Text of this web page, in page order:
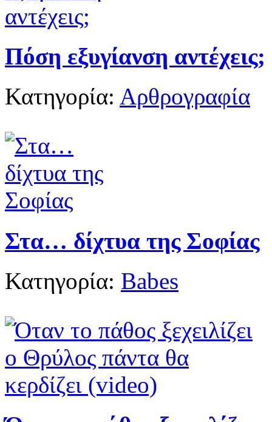
Πόση εξυγίανση αντέχεις;
Κατηγορία: Αρθρογραφία
Στα… δίχτυα της Σοφίας
Κατηγορία: Babes